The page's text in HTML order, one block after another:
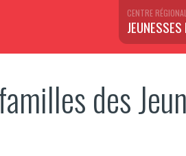
CENTRE RÉGIONAL
des